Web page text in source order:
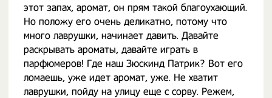
этот запах, аромат, он прям такой благоухающий.
Но положу его очень деликатно, потому что
много лаврушки, начинает давить. Давайте
раскрывать ароматы, давайте играть в
парфюмеров! Где наш Зюскинд Патрик? Вот его
ломаешь, уже идет аромат, уже. Не хватит
лаврушки, пойду на улицу еще с сорву. Режем,